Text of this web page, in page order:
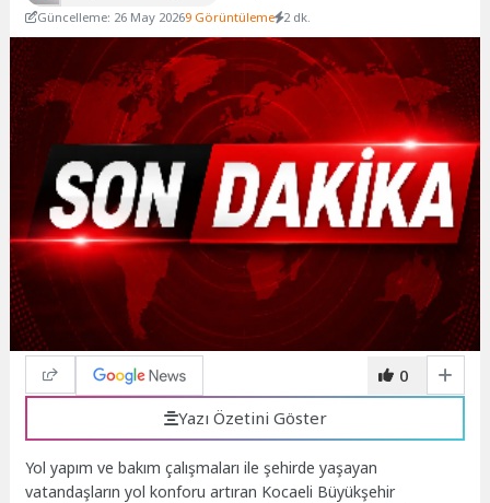
Güncelleme: 26 May 20269 Görüntüleme 2 dk.
0
Yazı Özetini Göster
Yol yapım ve bakım çalışmaları ile şehirde yaşayan
vatandaşların yol konforu artıran Kocaeli Büyükşehir